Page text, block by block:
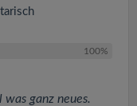
100%
was ganz neues.